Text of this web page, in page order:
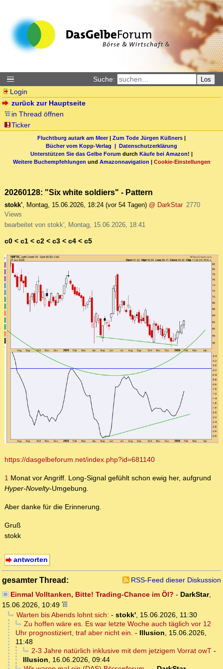
Suche: Los
Login
zurück zur Hauptseite
in Thread öffnen
Ticker
Fluchtburg autark am Meer| Zum Tode Jürgen Küßners |
Bücher vom Kopp-Verlag | Datenschutzerklärung
Unterstützen Sie das Gelbe Forum durch Käufe bei Amazon! |
Weitere Buchempfehlungen und Amazonnavigation | Cookie-Einstellungen
20260128: "Six white soldiers" - Pattern
stokk', Montag, 15.06.2026, 18:24 (vor 54 Tagen) @ DarkStar 2770
Views
bearbeitet von stokk', Montag, 15.06.2026, 18:41
c0 < c1 < c2 < c3 < c4 < c5
https://dasgelbeforum.net/index.php?id=681140
1 Monat vor Angriff. Long-Signal gefühlt schon ewig her, aufgrund
Hyper-Novelty-Umgebung.
Aber danke für die Erinnerung.
Gruß
stokk
antworten
gesamter Thread:
RSS-Feed dieser Diskussion
Einmal Volltanken, Bitte! Trading-Chance im Öl? - DarkStar,
15.06.2026, 10:49
Warten bis Abends lohnt sich: - stokk', 15.06.2026, 11:30
Zu hoffen wäre es. Es war letzte Woche auch täglich vor 12
Uhr prognostiziert, traf aber nicht ein. - Illusion
15.06.2026,
11:48
2-3 Jahre natürlich inklusive mit dem jetzigem Vorrat owT-
Illusion
16.06.2026, 09:44